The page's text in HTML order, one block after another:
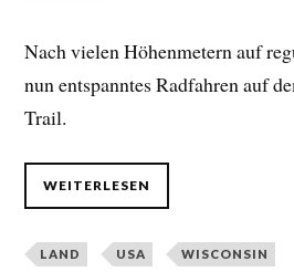
Nach vielen Höhenmetern auf
nun entspanntes Radfahren auf
Trail.
WEITERLESEN
LAND USA WISCONSIN